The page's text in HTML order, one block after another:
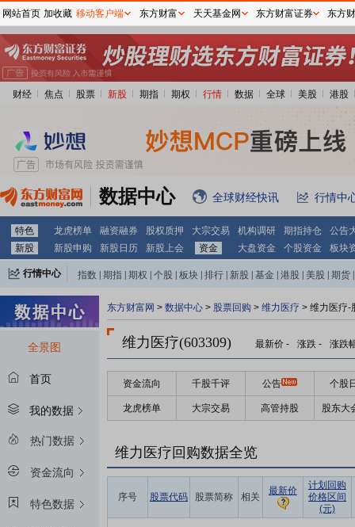
财经 焦点 股票 新股 期指 期权 行情 数据 全球 美股 港股
数据中心 全球财经快讯 行情中
特色 龙虎榜单 融资融券 股权质押 大宗交易 机构调研 期指持仓
公告
新股
新股申购 新股日历 新股上会 资金 大盘资金 个股资金 板块
行情中心 指数 期指 期权 个股 板块 排行 新股 基金 港股 美股 期货
全景图
首页
我的数据
热门数据
资金流向
特色数据
东方财富网 > 数据中心 > 股票回购 > 维力医疗 > 维力医疗-
维力医疗(603309) 最新价 - 涨跌 - 涨跌
资金流向 千股千评 公告 个股
龙虎榜单 大宗交易 高管持股 股东大
维力医疗回购数据全览
序号 股票代码 股票简称 相关
最新价
计划回购
价格区间
(元)
网站首页 加收藏 移动客户端 东方财富 天天基金网 东方财富证券 东方